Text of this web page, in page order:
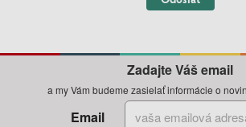
Zadajte Váš email
a my Vám budeme zasielať informácie o
Email